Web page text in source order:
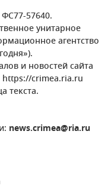
57640.
унитарное
агентство
и новостей сайта
crimea.ria.ru
текста.
news.crimea@ria.ru